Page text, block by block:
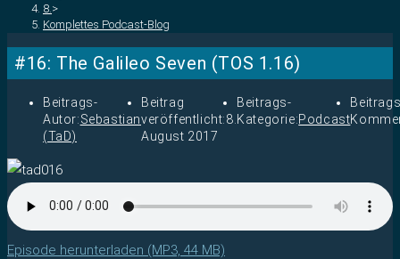
8. >
Komplettes Podcast-Blog
#16: The Galileo Seven (TOS 1.16)
Beitrags-
Autor:Sebastian
(TaD)
Beitrag
veröffentlicht:8.
August 2017
Beitrags-
Kategorie:Podcast
Episode herunterladen (MP3, 44 MB)